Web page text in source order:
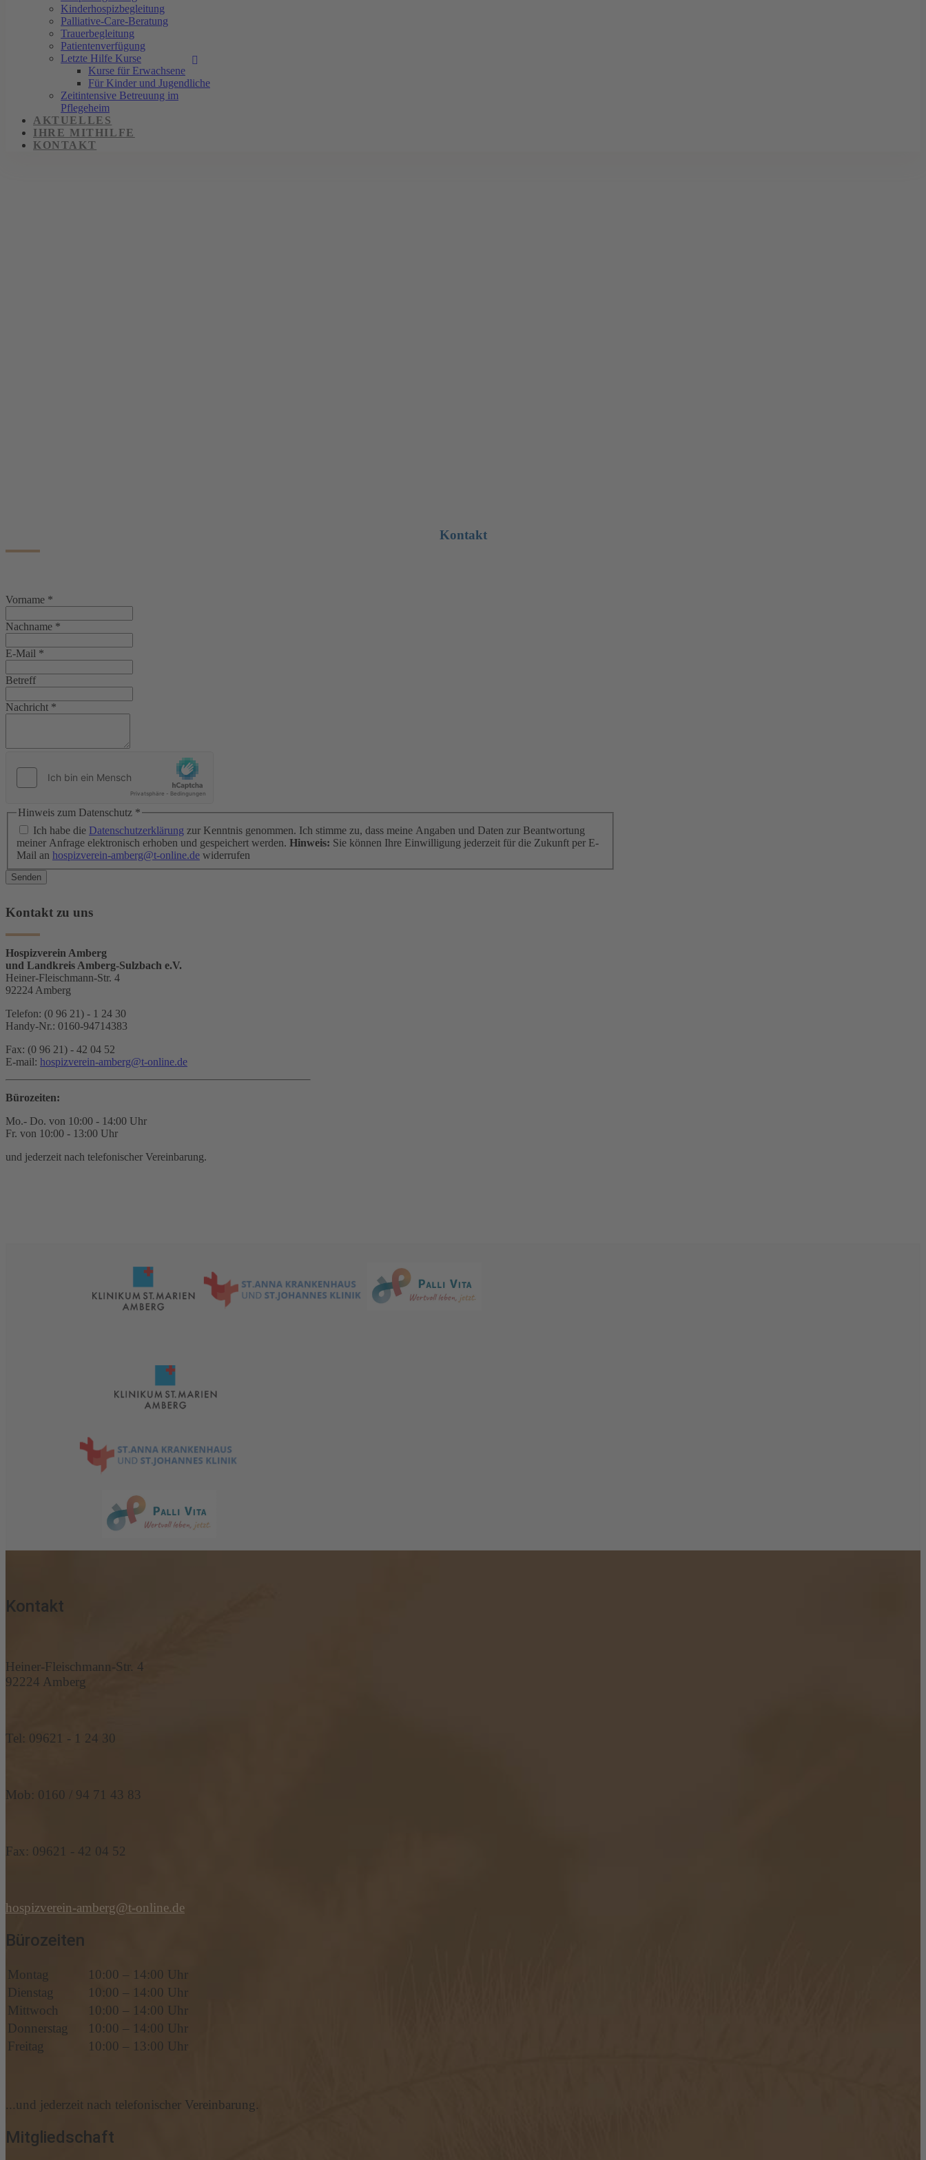
Kinderhospizbegleitung
Palliative-Care-Beratung
Trauerbegleitung
Patientenverfügung
Letzte Hilfe Kurse
Kurse für Erwachsene
Für Kinder und Jugendliche
Zeitintensive Betreuung im
Pflegeheim
AKTUELLES
IHRE MITHILFE
KONTAKT
Kontakt
Vorname *
Nachname *
E-Mail *
Betreff
Nachricht *
Hinweis zum Datenschutz *
Ich habe die Datenschutzerklärung zur Kenntnis genommen. Ich stimme zu, dass meine Angaben und Daten zur Beantwortung
meiner Anfrage elektronisch erhoben und gespeichert werden. Hinweis: Sie können Ihre Einwilligung jederzeit für die Zukunft per E-
Mail an hospizverein-amberg@t-online.de widerrufen
Senden
Kontakt zu uns
Hospizverein Amberg
und Landkreis Amberg-Sulzbach e.V.
Heiner-Fleischmann-Str. 4
92224 Amberg
Telefon: (0 96 21) - 1 24 30
Handy-Nr.: 0160-94714383
Fax: (0 96 21) - 42 04 52
E-mail: hospizverein-amberg@t-online.de
Bürozeiten:
Mo.- Do. von 10:00 - 14:00 Uhr
Fr. von 10:00 - 13:00 Uhr
und jederzeit nach telefonischer Vereinbarung.
Kontakt
Heiner-Fleischmann-Str. 4
92224 Amberg
Tel: 09621 - 1 24 30
Mob: 0160 / 94 71 43 83
Fax: 09621 - 42 04 52
hospizverein-amberg@t-online.de
Bürozeiten
Montag
10:00 – 14:00 Uhr
Dienstag
10:00 – 14:00 Uhr
Mittwoch
10:00 – 14:00 Uhr
Donnerstag
10:00 – 14:00 Uhr
Freitag
10:00 – 13:00 Uhr
...und jederzeit nach telefonischer Vereinbarung.
Mitgliedschaft